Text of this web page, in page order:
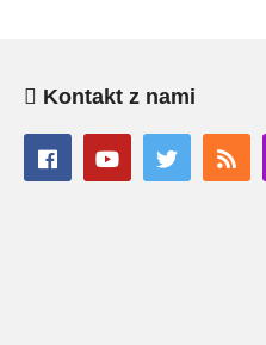
Kontakt z nami